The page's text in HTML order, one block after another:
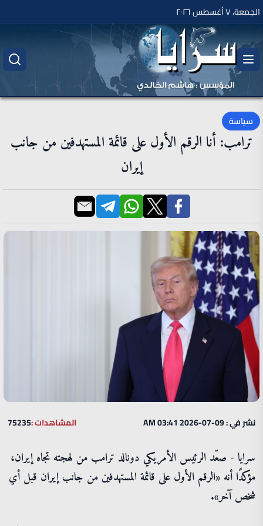
الجمعة، ٧ أغسطس ٢٠٢٦
سياسة
ترامب: أنا الرقم الأول على قائمة المستهدفين من جانب
إيران
نشر في : 09-07-2026 03:41 AM المشاهدات :75235
سرايا - صعّد الرئيس الأمريكي دونالد ترامب من لهجته تجاه إيران،
مؤكدًا أنه «الرقم الأول على قائمة المستهدفين من جانب إيران قبل أي
شخص آخر».